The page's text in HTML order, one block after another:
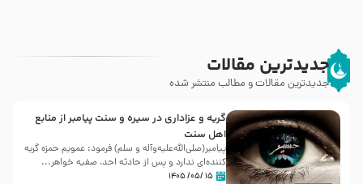
جدیدترین مقالات
جدیدترین مقالات و مطالب منتشر شده
گریه و عزاداری در سیره و سنت پیامبر از منابع
اهل سنت
پیامبر(صلی‌الله‌علیه‌وآله و سلم) فرمود: عمویم حمزه گریه
کننده‌ای ندارد و پس از حادثه احد، صفیه خواهر...
۱۵ /۰۵/ ۱۴۰۵